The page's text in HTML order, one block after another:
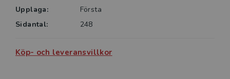
Upplaga:
Första
Sidantal:
248
Köp- och leveransvillkor